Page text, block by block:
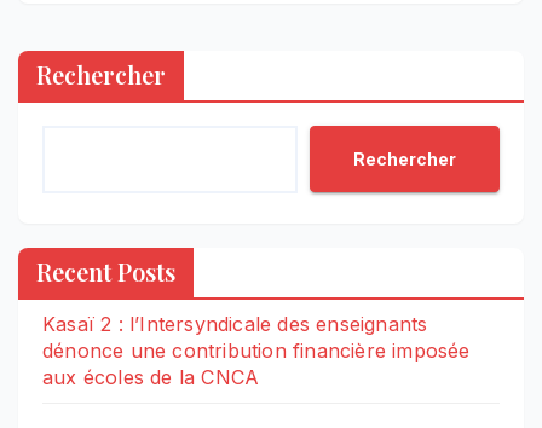
Rechercher
Rechercher
Recent Posts
Kasaï 2 : l’Intersyndicale des enseignants
dénonce une contribution financière imposée
aux écoles de la CNCA